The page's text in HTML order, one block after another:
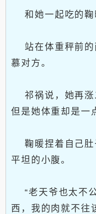
和她一起吃的鞠
站在体重秤前的
慕对方。
祁祸说，她再涨
但是她体重却是一
鞠暖捏着自己肚
平坦的小腹。
“老天爷也太不
西，我的肉就不往